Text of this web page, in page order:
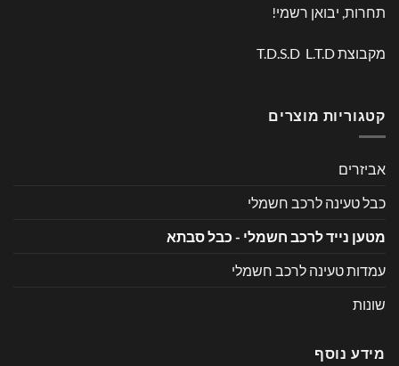
תחרות, יבואן רשמי!
מקבוצת T.D.S.D L.T.D
קטגוריות מוצרים
אביזרים
כבל טעינה לרכב חשמלי
מטען נייד לרכב חשמלי - כבל סבתא
עמדות טעינה לרכב חשמלי
שונות
מידע נוסף